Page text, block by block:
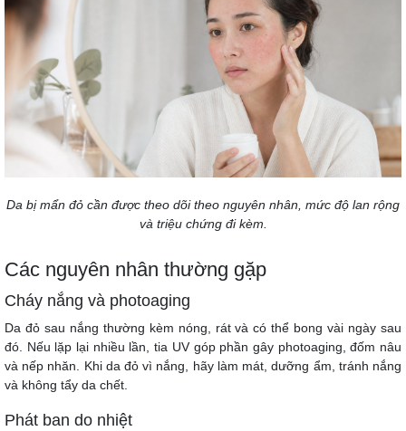
Da bị mẩn đỏ cần được theo dõi theo nguyên nhân, mức độ lan rộng
và triệu chứng đi kèm.
Các nguyên nhân thường gặp
Cháy nắng và photoaging
Da đỏ sau nắng thường kèm nóng, rát và có thể bong vài ngày sau
đó. Nếu lặp lại nhiều lần, tia UV góp phần gây photoaging, đốm nâu
và nếp nhăn. Khi da đỏ vì nắng, hãy làm mát, dưỡng ẩm, tránh nắng
và không tẩy da chết.
Phát ban do nhiệt